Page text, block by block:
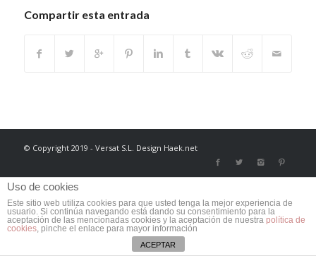
Compartir esta entrada
© Copyright 2019 - Versat S.L. Design Haek.net
Uso de cookies
Este sitio web utiliza cookies para que usted tenga la mejor experiencia de
usuario. Si continúa navegando está dando su consentimiento para la
aceptación de las mencionadas cookies y la aceptación de nuestra política de
cookies, pinche el enlace para mayor información
ACEPTAR